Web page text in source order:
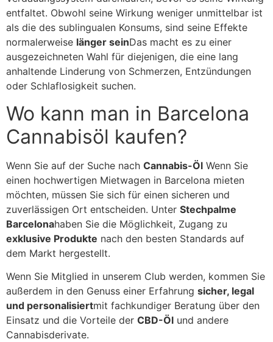
entfaltet. Obwohl seine Wirkung weniger unmittelbar ist
als die des sublingualen Konsums, sind seine Effekte
normalerweise länger seinDas macht es zu einer
ausgezeichneten Wahl für diejenigen, die eine lang
anhaltende Linderung von Schmerzen, Entzündungen
oder Schlaflosigkeit suchen.
Wo kann man in Barcelona
Cannabisöl kaufen?
Wenn Sie auf der Suche nach Cannabis-Öl Wenn Sie
einen hochwertigen Mietwagen in Barcelona mieten
möchten, müssen Sie sich für einen sicheren und
zuverlässigen Ort entscheiden. Unter Stechpalme
Barcelonahaben Sie die Möglichkeit, Zugang zu
exklusive Produkte nach den besten Standards auf
dem Markt hergestellt.
Wenn Sie Mitglied in unserem Club werden, kommen Sie
außerdem in den Genuss einer Erfahrung sicher, legal
und personalisiertmit fachkundiger Beratung über den
Einsatz und die Vorteile der CBD-Öl und andere
Cannabisderivate.